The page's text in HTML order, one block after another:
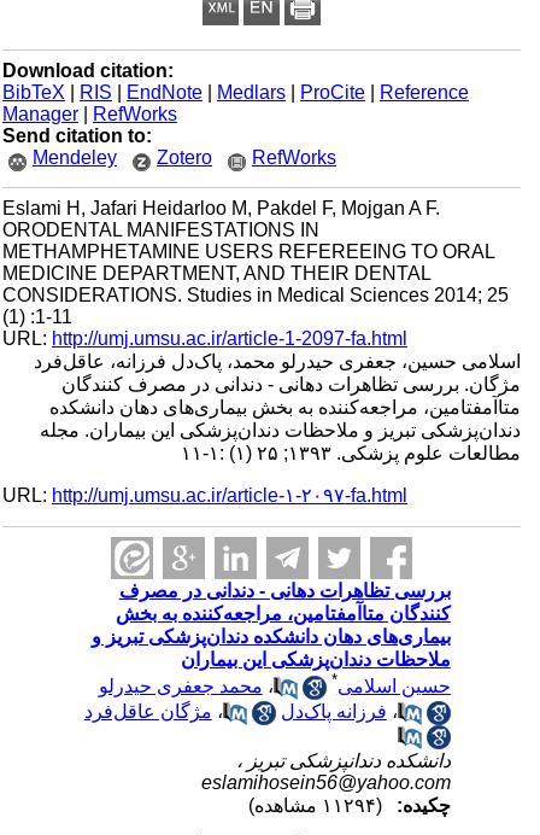
Download citation:
BibTeX
| RIS |EndNote |Medlars |ProCite |Reference
Manager
|RefWorks
Send citation to:
Mendeley
Zotero RefWorks
Eslami H, Jafari Heidarloo M, Pakdel F, Mojgan A F.
ORODENTAL MANIFESTATIONS IN
METHAMPHETAMINE USERS REFEREEING TO ORAL
MEDICINE DEPARTMENT, AND THEIR DENTAL
CONSIDERATIONS. Studies in Medical Sciences 2014; 25
(1) :1-11
URL:http://umj.umsu.ac.ir/article-1-2097-fa.html
اسلامی حسین، جعفری حیدرلو محمد، پاک‌دل فرزانه، عاقل‌فرد
مژگان. بررسی تظاهرات دهانی - دندانی در مصرف کنندگان
متا‌آمفتامین، مراجعه‌کننده به بخش بیماری‌های دهان دانشکده
دندان‌پزشکی تبریز و ملاحظات دندان‌پزشکی این بیماران. مجله
مطالعات علوم پزشکی. ۱۳۹۳; ۲۵ (۱) :۱-۱۱
URL:http://umj.umsu.ac.ir/article-۱-۲۰۹۷-fa.html
بررسی تظاهرات دهانی - دندانی در مصرف
کنندگان متا‌آمفتامین، مراجعه‌کننده به بخش
بیماری‌های دهان دانشکده دندان‌پزشکی تبریز و
ملاحظات دندان‌پزشکی این بیماران
حسین اسلامی
،محمد جعفری حیدرلو
،فرزانه پاک‌دل ،مژگان عاقل‌فرد
دانشکده دندانپزشکی تبریز ،
eslamihosein56@yahoo.com
چکیده: